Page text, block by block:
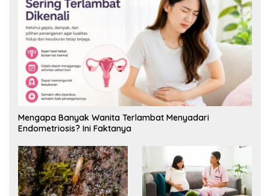
Mengapa Banyak Wanita Terlambat Menyadari
Endometriosis? Ini Faktanya